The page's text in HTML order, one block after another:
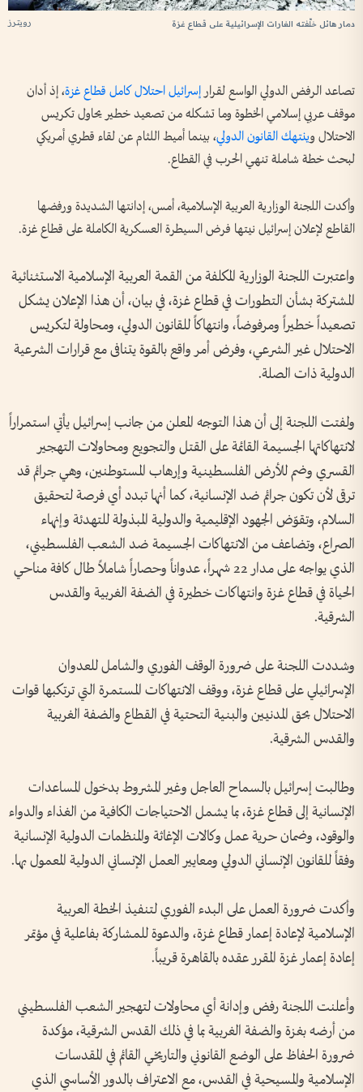
رويترز دمار هائل خلّفته الغارات الإسرائيلية على قطاع غزة
تصاعد الرفض الدولي الواسع لقرار إسرائيل احتلال كامل قطاع غزة، إذ أدان
موقف عربي إسلامي الخطوة وما تشكله من تصعيد خطير يحاول تكريس
الاحتلال وينتهك القانون الدولي، بينما أميط اللثام عن لقاء قطري أمريكي
لبحث خطة شاملة تنهي الحرب في القطاع.
وأكدت اللجنة الوزارية العربية الإسلامية، أمس، إدانتها الشديدة ورفضها
القاطع لإعلان إسرائيل نيتها فرض السيطرة العسكرية الكاملة على قطاع غزة.
واعتبرت اللجنة الوزارية المكلفة من القمة العربية الإسلامية الاستثنائية
المشتركة بشأن التطورات في قطاع غزة، في بيان، أن هذا الإعلان يشكل
تصعيداً خطيراً ومرفوضاً، وانتهاكاً للقانون الدولي، ومحاولة لتكريس
الاحتلال غير الشرعي، وفرض أمر واقع بالقوة يتنافى مع قرارات الشرعية
الدولية ذات الصلة.
ولفتت اللجنة إلى أن هذا التوجه المعلن من جانب إسرائيل يأتي استمراراً
لانتهاكاتها الجسيمة القائمة على القتل والتجويع ومحاولات التهجير
القسري وضم للأرض الفلسطينية وإرهاب المستوطنين، وهي جرائم قد
ترقى لأن تكون جرائم ضد الإنسانية، كما أنها تبدد أي فرصة لتحقيق
السلام، وتقوّض الجهود الإقليمية والدولية المبذولة للتهدئة وإنهاء
الصراع، وتضاعف من الانتهاكات الجسيمة ضد الشعب الفلسطيني،
الذي يواجه على مدار 22 شهراً، عدواناً وحصاراً شاملاً طال كافة مناحي
الحياة في قطاع غزة وانتهاكات خطيرة في الضفة الغربية والقدس
الشرقية.
وشددت اللجنة على ضرورة الوقف الفوري والشامل للعدوان
الإسرائيلي على قطاع غزة، ووقف الانتهاكات المستمرة التي ترتكبها قوات
الاحتلال بحق المدنيين والبنية التحتية في القطاع والضفة الغربية
والقدس الشرقية.
وطالبت إسرائيل بالسماح العاجل وغير المشروط بدخول المساعدات
الإنسانية إلى قطاع غزة، بما يشمل الاحتياجات الكافية من الغذاء والدواء
والوقود، وضمان حرية عمل وكالات الإغاثة والمنظمات الدولية الإنسانية
وفقاً للقانون الإنساني الدولي ومعايير العمل الإنساني الدولية المعمول بها.
وأكدت ضرورة العمل على البدء الفوري لتنفيذ الخطة العربية
الإسلامية لإعادة إعمار قطاع غزة، والدعوة للمشاركة بفاعلية في مؤتمر
إعادة إعمار غزة المقرر عقده بالقاهرة قريباً.
وأعلنت اللجنة رفض وإدانة أي محاولات لتهجير الشعب الفلسطيني
من أرضه بغزة والضفة الغربية بما في ذلك القدس الشرقية، مؤكدة
ضرورة الحفاظ على الوضع القانوني والتاريخي القائم في المقدسات
الإسلامية والمسيحية في القدس، مع الاعتراف بالدور الأساسي الذي